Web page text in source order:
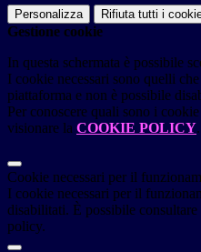
Personalizza Rifiuta tutti i
Gestione cookie
In questa schermata è possibile
I cookie necessari sono quelli
piattaforma e non è possibile
Per conoscere quali sono i
visionare la COOKIE POLICY.
Cookie necessari per il
I cookie necessari per il
disabilitati. È possibile
policy.